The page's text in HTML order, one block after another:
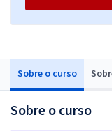
Sobre o curso
Sobre o curso